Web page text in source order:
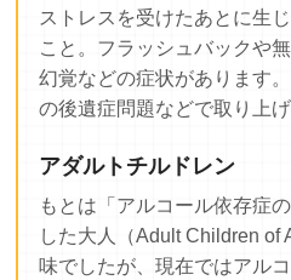
ストレスを受けたあとに生
こと。フラッシュバックや
幻覚などの症状があります
の後遺症問題などで取り上げ
アダルトチルドレン
もとは「アルコール依存症
した大人（Adult Children of
味でしたが、現在ではアル